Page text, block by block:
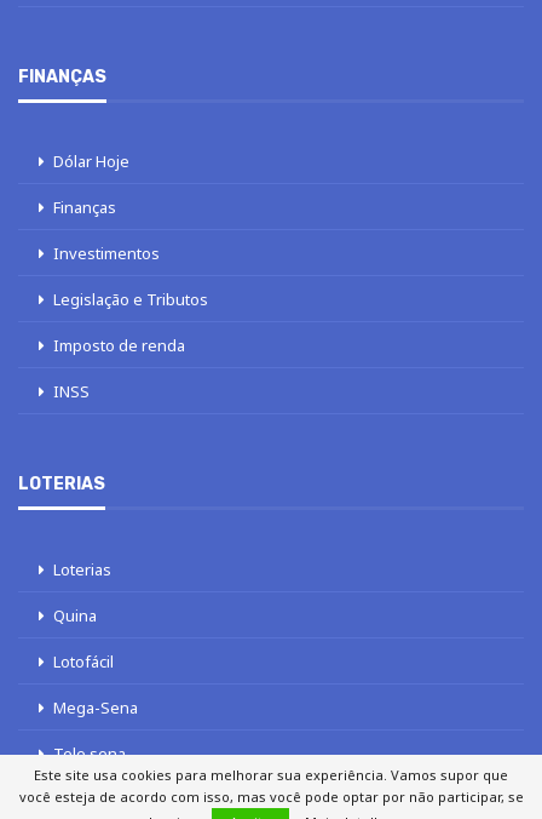
FINANÇAS
Dólar Hoje
Finanças
Investimentos
Legislação e Tributos
Imposto de renda
INSS
LOTERIAS
Loterias
Quina
Lotofácil
Mega-Sena
Tele sena
Este site usa cookies para melhorar sua experiência. Vamos supor que
você esteja de acordo com isso, mas você pode optar por não participar, se